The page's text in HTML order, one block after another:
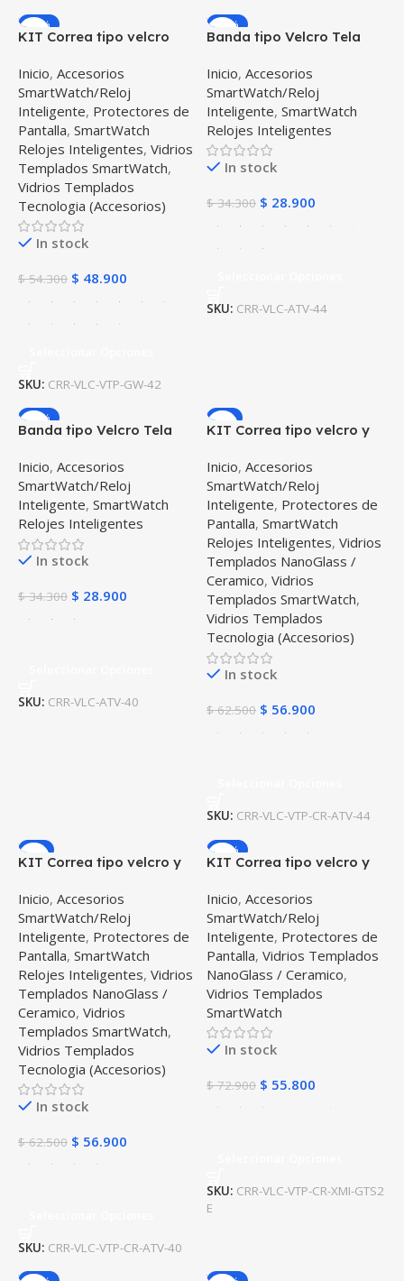
-10%
KIT Correa tipo velcro
templado Reloj
Smartwatch Samsung
Galaxy Watch 42mm
Inicio, Accesorios
SmartWatch/Reloj
Inteligente, Protectores de
Pantalla, SmartWatch
Relojes Inteligentes, Vidrios
Templados SmartWatch,
Vidrios Templados
Tecnologia (Accesorios)
In stock
$54.300 $ 48.900
SKU: CRR-VLC-VTP-GW-42
-16%
Banda tipo Velcro Tela
Smartwatch Samsung
Galaxy Active 44mm
Inicio, Accesorios
SmartWatch/Reloj
Inteligente, SmartWatch
Relojes Inteligentes
In stock
$34.300 $ 28.900
SKU: CRR-VLC-ATV-44
-16%
Banda tipo Velcro Tela
Smartwatch Samsung
Galaxy Active 40mm
Inicio, Accesorios
SmartWatch/Reloj
Inteligente, SmartWatch
Relojes Inteligentes
In stock
$34.300 $ 28.900
SKU: CRR-VLC-ATV-40
-9%
KIT Correa tipo velcro y
para Reloj Smartwatch
Samsung Galaxy Active
44mm
Inicio, Accesorios
SmartWatch/Reloj
Inteligente, Protectores de
Pantalla, SmartWatch
Relojes Inteligentes, Vidrios
Templados NanoGlass /
Ceramico, Vidrios
Templados SmartWatch,
Vidrios Templados
Tecnologia (Accesorios)
In stock
$62.500 $ 56.900
SKU: CRR-VLC-VTP-CR-ATV-44
-9%
KIT Correa tipo velcro y
para Reloj Smartwatch
Samsung Galaxy Active
40mm
Inicio, Accesorios
SmartWatch/Reloj
Inteligente, Protectores de
Pantalla, SmartWatch
Relojes Inteligentes, Vidrios
Templados NanoGlass /
Ceramico, Vidrios
Templados SmartWatch,
Vidrios Templados
Tecnologia (Accesorios)
In stock
$62.500 $ 56.900
SKU: CRR-VLC-VTP-CR-ATV-40
-23%
KIT Correa tipo velcro y
para Reloj Xiaomi Amazfit
GTS 2E
Inicio, Accesorios
SmartWatch/Reloj
Inteligente, Protectores de
Pantalla, Vidrios Templados
NanoGlass / Ceramico,
Vidrios Templados
SmartWatch
In stock
$72.900 $ 55.800
SKU: CRR-VLC-VTP-CR-XMI-GTS2
E